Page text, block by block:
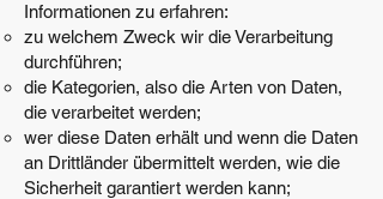
Informationen zu erfahren:
zu welchem Zweck wir die Verarbeitung
durchführen;
die Kategorien, also die Arten von Daten,
die verarbeitet werden;
wer diese Daten erhält und wenn die Daten
an Drittländer übermittelt werden, wie die
Sicherheit garantiert werden kann;